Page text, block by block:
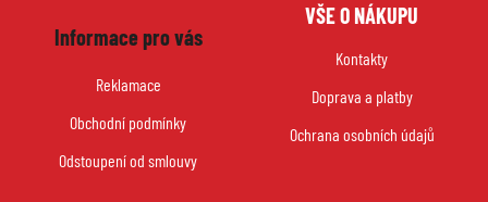
Informace pro vás
Reklamace
Obchodní podmínky
Odstoupení od smlouvy
VŠE O NÁKUPU
Kontakty
Doprava a platby
Ochrana osobních údajů